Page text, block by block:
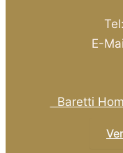
auf
E-
Baretti